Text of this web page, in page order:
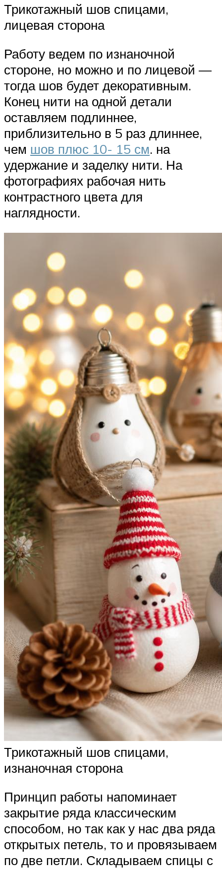
Трикотажный шов спицами,
лицевая сторона
Работу ведем по изнаночной
стороне, но можно и по лицевой —
тогда шов будет декоративным.
Конец нити на одной детали
оставляем подлиннее,
приблизительно в 5 раз длиннее,
чем шов плюс 10- 15 см. на
удержание и заделку нити. На
фотографиях рабочая нить
контрастного цвета для
наглядности.
Трикотажный шов спицами,
изнаночная сторона
Принцип работы напоминает
закрытие ряда классическим
способом, но так как у нас два ряда
открытых петель, то и провязываем
по две петли. Складываем спицы с